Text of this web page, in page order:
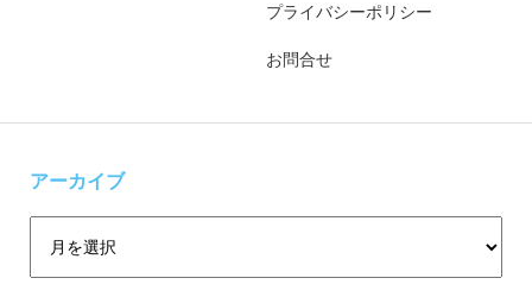
プライバシーポリシー
お問合せ
アーカイブ